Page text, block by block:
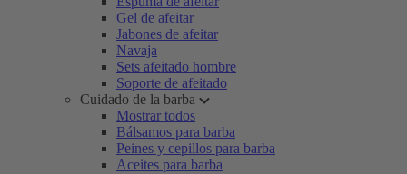
Gel de afeitar
Jabones de afeitar
Navaja
Sets afeitado hombre
Soporte de afeitado
Cuidado de la barba
Mostrar todos
Bálsamos para barba
Peines y cepillos para barba
Aceites para barba